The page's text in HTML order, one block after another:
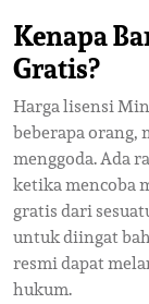
Kenapa
Gratis?
Harga lisensi
beberapa orang,
menggoda. Ada
ketika mencoba
gratis dari
untuk diingat
resmi dapat
hukum.